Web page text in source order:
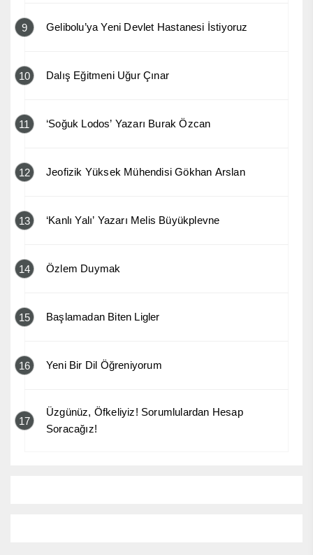
9 Gelibolu’ya Yeni Devlet Hastanesi İstiyoruz
10 Dalış Eğitmeni Uğur Çınar
11 ‘Soğuk Lodos’ Yazarı Burak Özcan
12 Jeofizik Yüksek Mühendisi Gökhan Arslan
13 ‘Kanlı Yalı’ Yazarı Melis Büyükplevne
14 Özlem Duymak
15 Başlamadan Biten Ligler
16 Yeni Bir Dil Öğreniyorum
17
Üzgünüz, Öfkeliyiz! Sorumlulardan Hesap
Soracağız!